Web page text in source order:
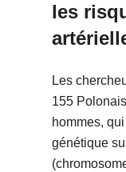
les
Les
155
hommes,
génétique